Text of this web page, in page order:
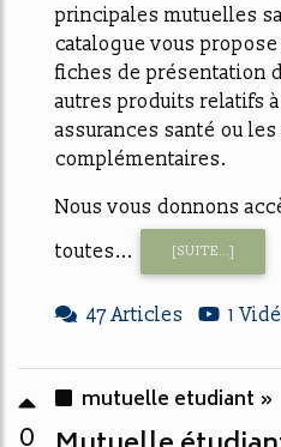
principales mutuelles
catalogue vous
fiches de présentation
autres produits relatifs
assurances santé ou les
complémentaires.
Nous vous donnons
toutes...
[SUITE...]
47 Articles 1
0
mutuelle etudiant »